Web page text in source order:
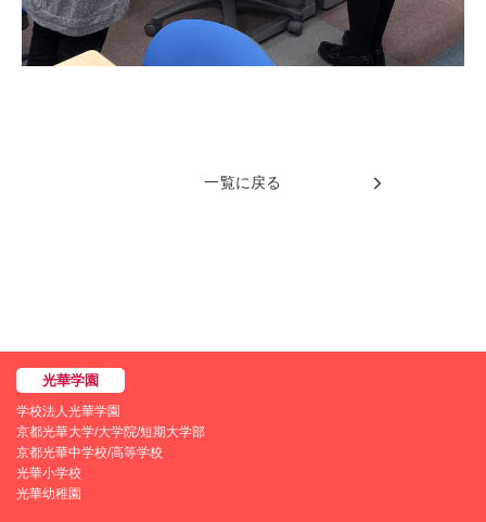
一覧に戻る
学校法人光華学園
京都光華大学/大学院/短期大学部
京都光華中学校/高等学校
光華小学校
光華幼稚園